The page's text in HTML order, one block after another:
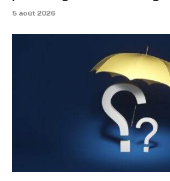
5 août 2026